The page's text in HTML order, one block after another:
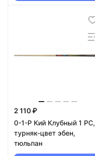
2 110 ₽
0-1-Р Кий Клубный 1 РС,
турняк-цвет эбен,
тюльпан